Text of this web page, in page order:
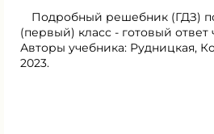
Подробный решебник (ГДЗ)
(первый) класс - готовый ответ
Авторы учебника: Рудницкая,
2023.